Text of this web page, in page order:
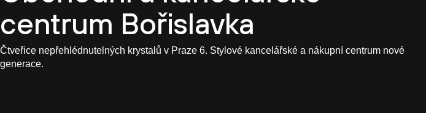
centrum Bořislavka
Čtveřice nepřehlédnutelných krystalů v Praze 6. Stylové kancelářské a nákupní centrum nové
generace.